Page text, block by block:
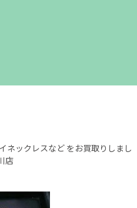
ックレスなど をお買取りしまし
店